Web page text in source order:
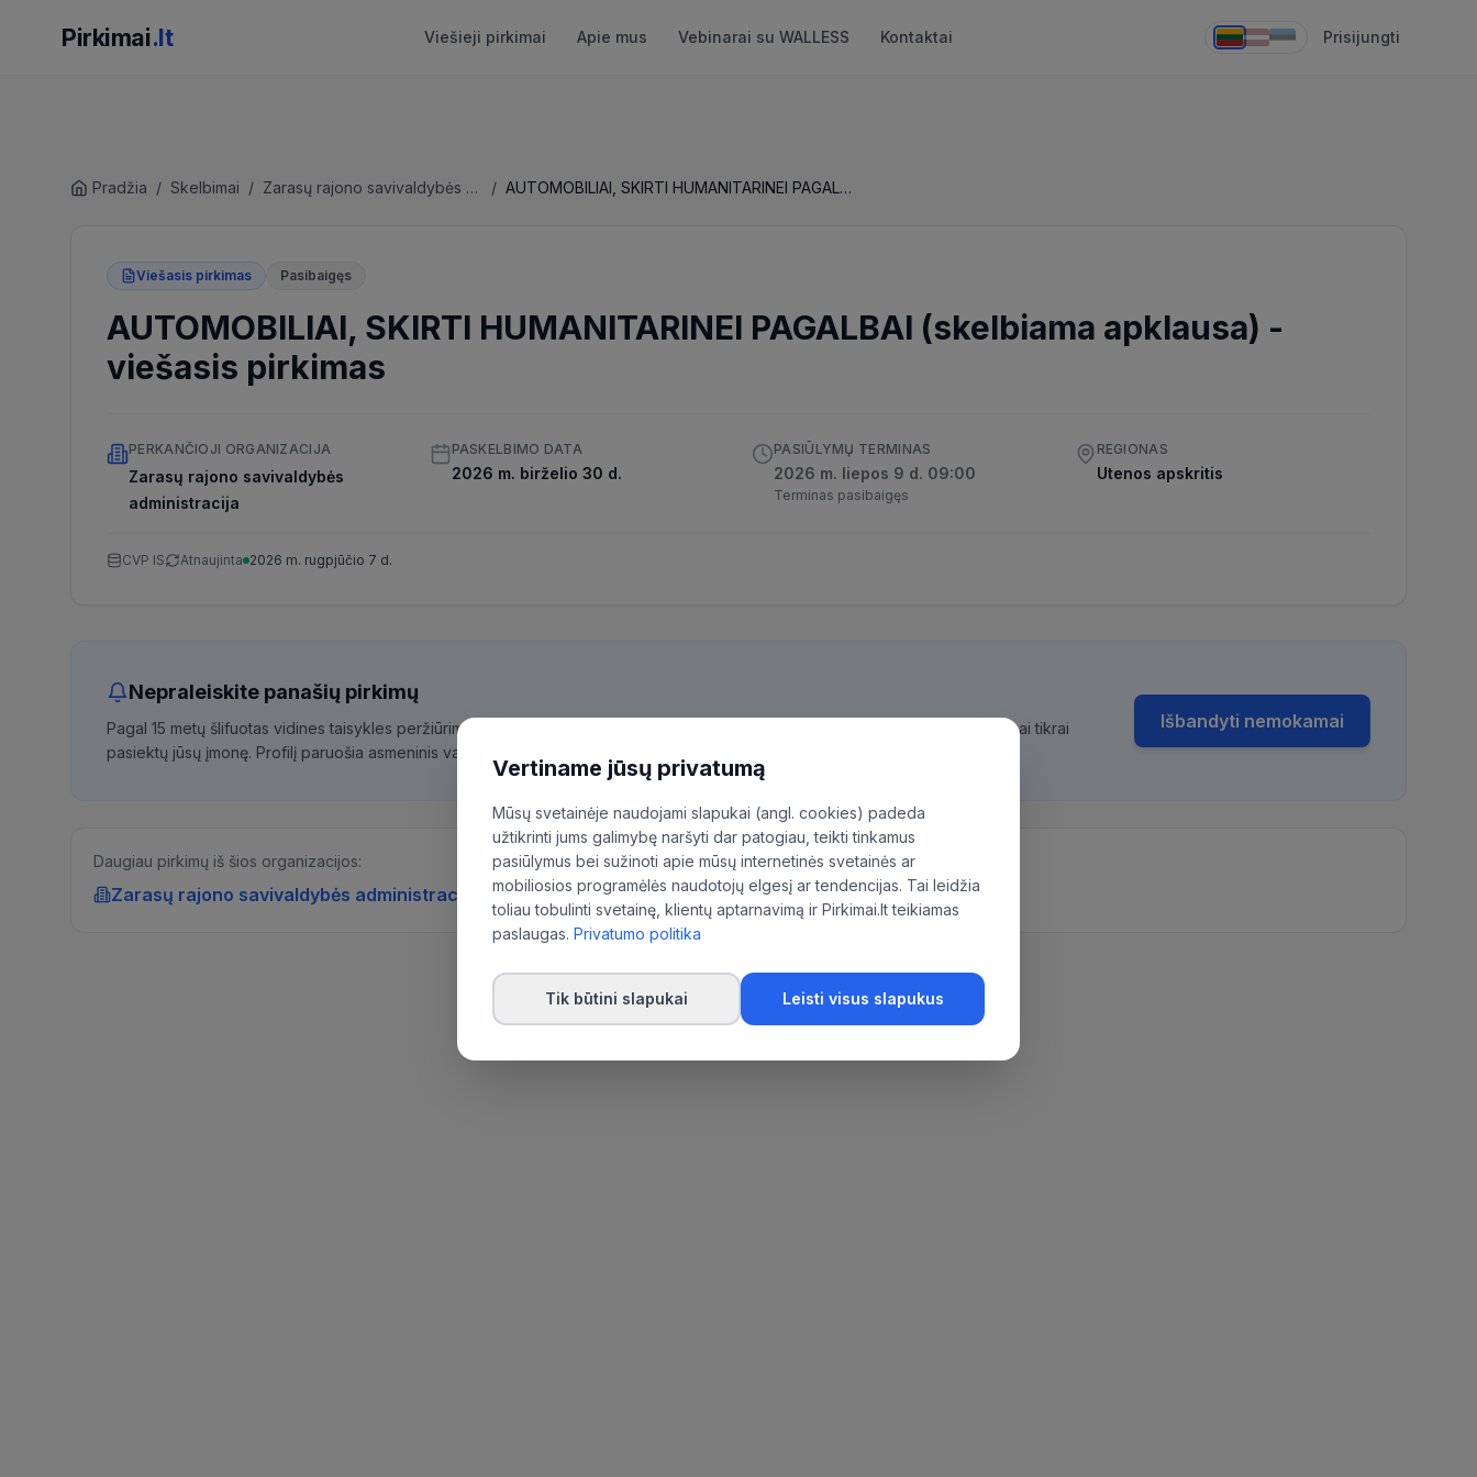
Pirkimai.lt Viešieji pirkimai Apie mus Vebinarai su WALLESS Kontaktai Prisijungti
Pradžia / Skelbimai / Zarasų rajono savivaldybės administracija / AUTOMOBILIAI, SKIRTI HUMANITARINEI PAGALBAI (skelbiama apklausa)
Viešasis pirkimas Pasibaigęs
AUTOMOBILIAI, SKIRTI HUMANITARINEI PAGALBAI (skelbiama apklausa) -
viešasis pirkimas
PERKANČIOJI ORGANIZACIJA
Zarasų rajono savivaldybės
administracija
PASKELBIMO DATA
2026 m. birželio 30 d.
PASIŪLYMŲ TERMINAS
2026 m. liepos 9 d. 09:00
Terminas pasibaigęs
REGIONAS
Utenos apskritis
CVP IS Atnaujinta 2026 m. rugpjūčio 7 d.
Nepraleiskite panašių pirkimų
Pagal 15 metų šlifuotas vidines taisykles peržiūrime kiekvieną pirkimą ir patiksliname 35,96% BVPŽ kodų, kad aktualūs skelbimai tikrai
pasiektų jūsų įmonę. Profilį paruošia asmeninis vadybininkas.
Išbandyti nemokamai
Daugiau pirkimų iš šios organizacijos:
Zarasų rajono savivaldybės administracija
Vertiname jūsų privatumą
Mūsų svetainėje naudojami slapukai (angl. cookies) padeda
užtikrinti jums galimybę naršyti dar patogiau, teikti tinkamus
pasiūlymus bei sužinoti apie mūsų internetinės svetainės ar
mobiliosios programėlės naudotojų elgesį ar tendencijas. Tai leidžia
toliau tobulinti svetainę, klientų aptarnavimą ir Pirkimai.lt teikiamas
paslaugas. Privatumo politika
Tik būtini slapukai Leisti visus slapukus